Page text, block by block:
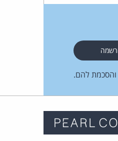
והסכמת להם.